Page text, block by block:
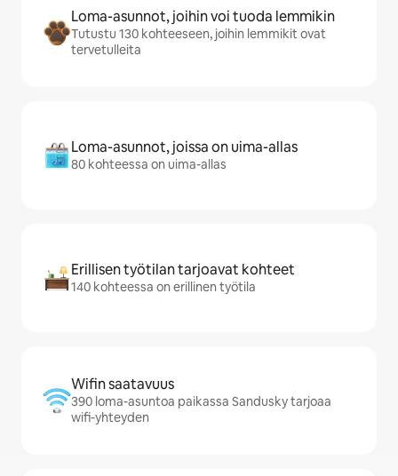
Loma-asunnot, joihin voi tuoda lemmikin
Tutustu 130 kohteeseen, joihin lemmikit ovat
tervetulleita
Loma-asunnot, joissa on uima-allas
80 kohteessa on uima-allas
Erillisen työtilan tarjoavat kohteet
140 kohteessa on erillinen työtila
Wifin saatavuus
390 loma-asuntoa paikassa Sandusky tarjoaa
wifi-yhteyden